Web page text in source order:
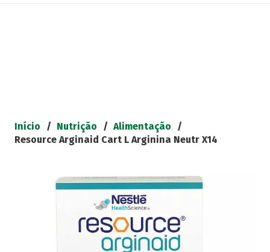
Início / Nutrição / Alimentação
/
Resource Arginaid Cart L Arginina Neutr X14